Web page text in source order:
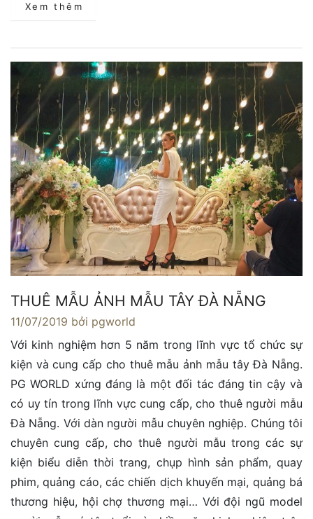
Xem thêm
THUÊ MẪU ẢNH MẪU TÂY ĐÀ NẴNG
11/07/2019 bởi pgworld
Với kinh nghiệm hơn 5 năm trong lĩnh vực tổ chức sự
kiện và cung cấp cho thuê mẫu ảnh mẫu tây Đà Nẵng.
PG WORLD xứng đáng là một đối tác đáng tin cậy và
có uy tín trong lĩnh vực cung cấp, cho thuê người mẫu
Đà Nẵng. Với dàn người mẫu chuyên nghiệp. Chúng tôi
chuyên cung cấp, cho thuê người mẫu trong các sự
kiện biểu diễn thời trang, chụp hình sản phẩm, quay
phim, quảng cáo, các chiến dịch khuyến mại, quảng bá
thương hiệu, hội chợ thương mại… Với đội ngũ model